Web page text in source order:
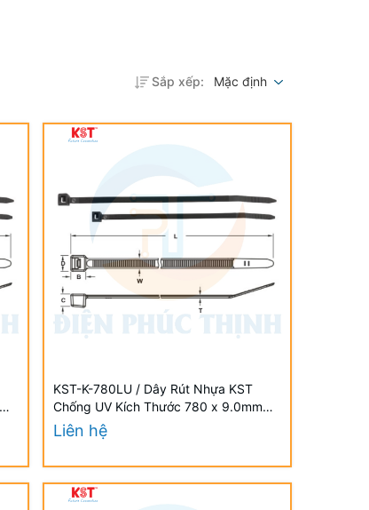
Sắp xếp: Mặc định
KST-K-780LU / Dây Rút Nhựa KST
Chống UV Kích Thước 780 x 9.0mm
(100 Cái/Bịch) - Weather Resistant UV
Liên hệ